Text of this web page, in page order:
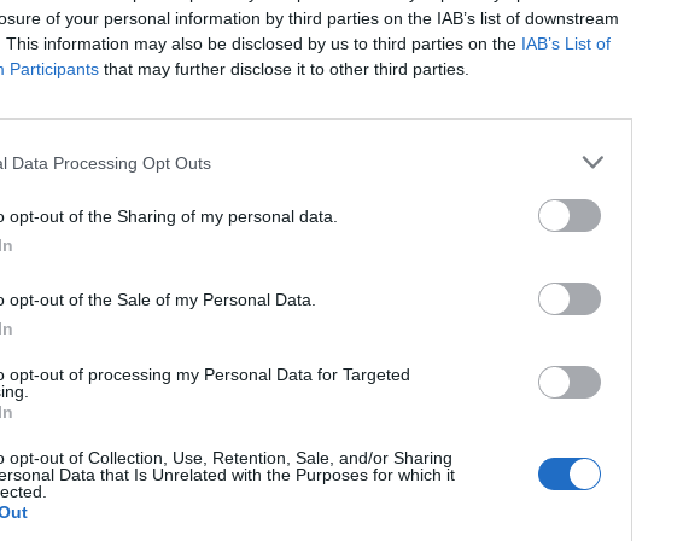
of your personal information by third parties on the IAB’s list of downstream
This information may also be disclosed by us to third parties on the IAB’s List of
Participants that may further disclose it to other third parties.
Data Processing Opt Outs
opt-out of the Sharing of my personal data.
opt-out of the Sale of my Personal Data.
opt-out of processing my Personal Data for Targeted
opt-out of Collection, Use, Retention, Sale, and/or Sharing
Data that Is Unrelated with the Purposes for which it
a Société Générale elemzője az MTI beszámolója alapján.
szerint "a megközelítő" számítások azt mutatják: a jegybankok több
vásároltak mindkét ország papírjaiból. Olaszország állampapír-állománya 1143
ír és portugál állampapírokat is vásárolt...
portfolio.hu hírarchívumához tartozik, melynek olvasása előfizetéses
tartalmazza:
cikkarchívum
elmúlt 2 év napon belüli
Előfizetés